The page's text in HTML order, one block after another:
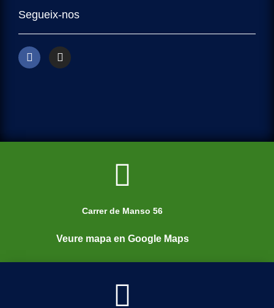
Segueix-nos
Carrer de Manso 56
Veure mapa en Google Maps